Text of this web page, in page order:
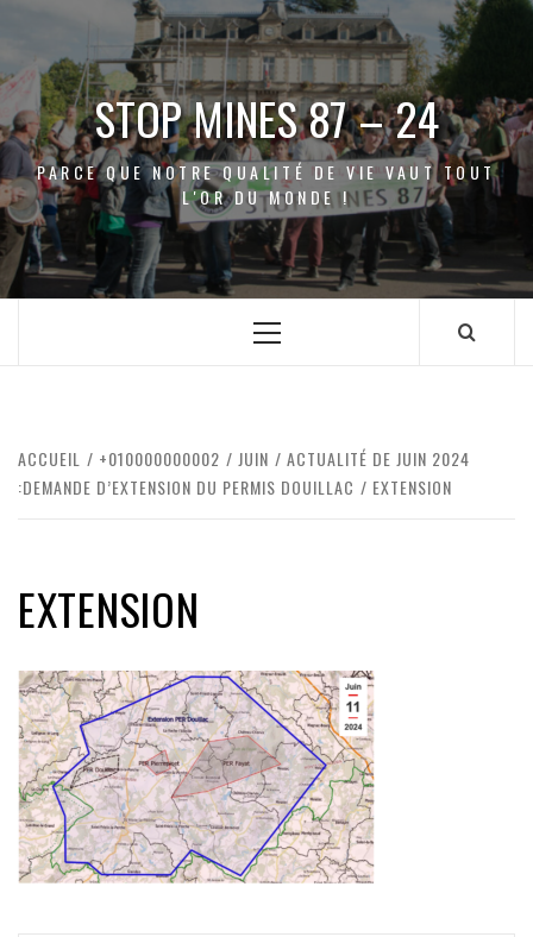
contenu
STOP MINES 87 – 24
PARCE QUE NOTRE QUALITÉ DE VIE VAUT TOUT
L'OR DU MONDE !
Menu
ACCUEIL +010000000002 JUIN
ACTUALITÉ DE JUIN 2024
:DEMANDE D’EXTENSION DU PERMIS DOUILLAC
EXTENSION
EXTENSION